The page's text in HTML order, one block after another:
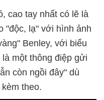
cao tay nhất có lẽ là
"độc, lạ" với hình ảnh
Benley, với biểu
một thông điệp gửi
còn ngồi đây" dù
theo.